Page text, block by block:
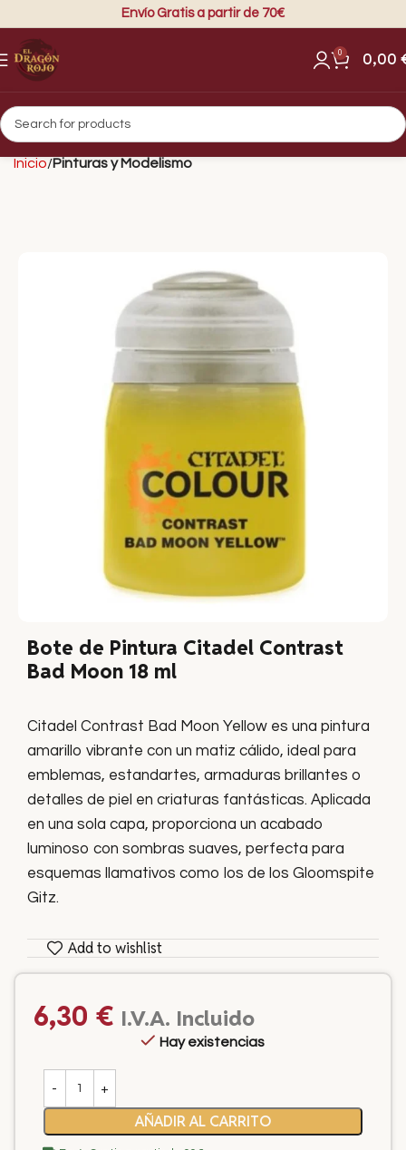
Envío Gratis a partir de 70€
0 0,00
Inicio Pinturas y Modelismo
Bote de Pintura Citadel Contrast
Bad Moon 18 ml
Citadel Contrast Bad Moon Yellow es una pintura
amarillo vibrante con un matiz cálido, ideal para
emblemas, estandartes, armaduras brillantes o
detalles de piel en criaturas fantásticas. Aplicada
en una sola capa, proporciona un acabado
luminoso con sombras suaves, perfecta para
esquemas llamativos como los de los Gloomspite
Gitz.
Add to wishlist
6,30 € I.V.A. Incluido
Hay existencias
AÑADIR AL CARRITO